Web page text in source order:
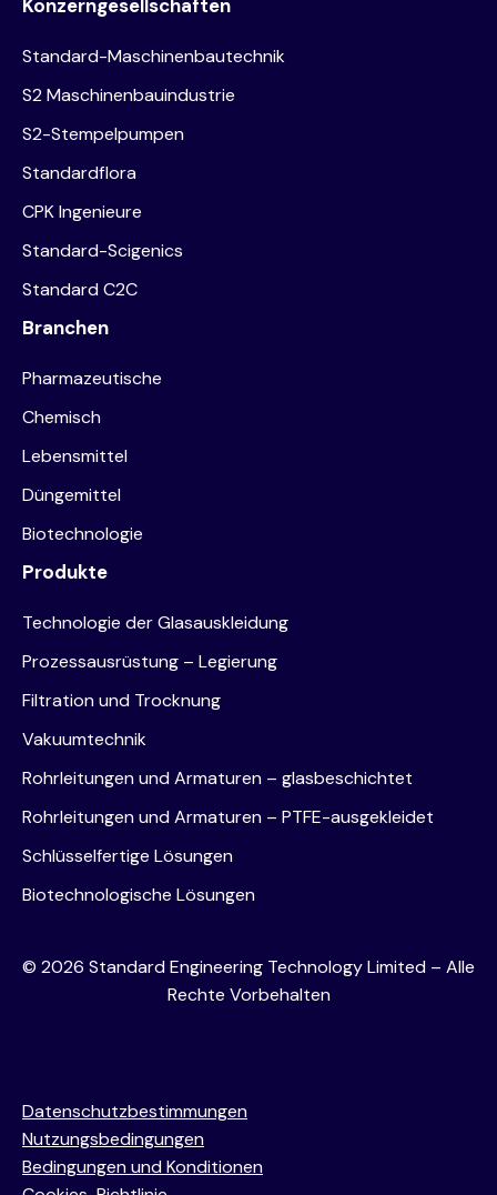
Konzerngesellschaften
Standard-Maschinenbautechnik
S2 Maschinenbauindustrie
S2-Stempelpumpen
Standardflora
CPK Ingenieure
Standard-Scigenics
Standard C2C
Branchen
Pharmazeutische
Chemisch
Lebensmittel
Düngemittel
Biotechnologie
Produkte
Technologie der Glasauskleidung
Prozessausrüstung – Legierung
Filtration und Trocknung
Vakuumtechnik
Rohrleitungen und Armaturen – glasbeschichtet
Rohrleitungen und Armaturen – PTFE-ausgekleidet
Schlüsselfertige Lösungen
Biotechnologische Lösungen
© 2026 Standard Engineering Technology Limited – Alle
Rechte Vorbehalten
Datenschutzbestimmungen
Nutzungsbedingungen
Bedingungen und Konditionen